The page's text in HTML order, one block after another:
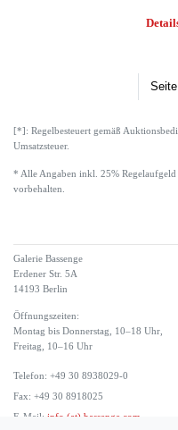
[*]: Regelbesteuert gemäß
Umsatzsteuer.
* Alle Angaben inkl. 25%
vorbehalten.
Galerie Bassenge
Erdener Str. 5A
14193 Berlin
Öffnungszeiten:
Montag bis Donnerstag, 10–18 Uhr,
Freitag, 10–16 Uhr
Telefon: +49 30 8938029-0
Fax: +49 30 8918025
E-Mail: info (at) bassenge.com